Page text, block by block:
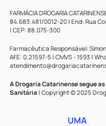
FARMÁCIA DROGARIA
84.683.481/0012-20 | End: Rua
| CEP: 88.075-300
Farmacêutica Responsável:
AFE: 0.21597-5 | CMVS - 1593 |
A Drogaria Catarinense segue
Sanitária | Copyright © 2025
UMA